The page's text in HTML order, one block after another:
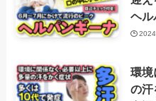
ヘル
環境
の汗